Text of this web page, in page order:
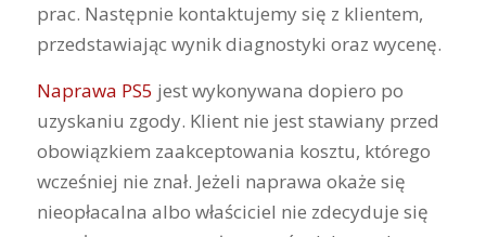
prac. Następnie kontaktujemy się z klientem,
przedstawiając wynik diagnostyki oraz wycenę.
Naprawa PS5 jest wykonywana dopiero po
uzyskaniu zgody. Klient nie jest stawiany przed
obowiązkiem zaakceptowania kosztu, którego
wcześniej nie znał. Jeżeli naprawa okaże się
nieopłacalna albo właściciel nie zdecyduje się